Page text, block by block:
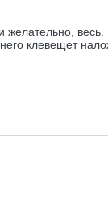
желательно, весь.
клевещет